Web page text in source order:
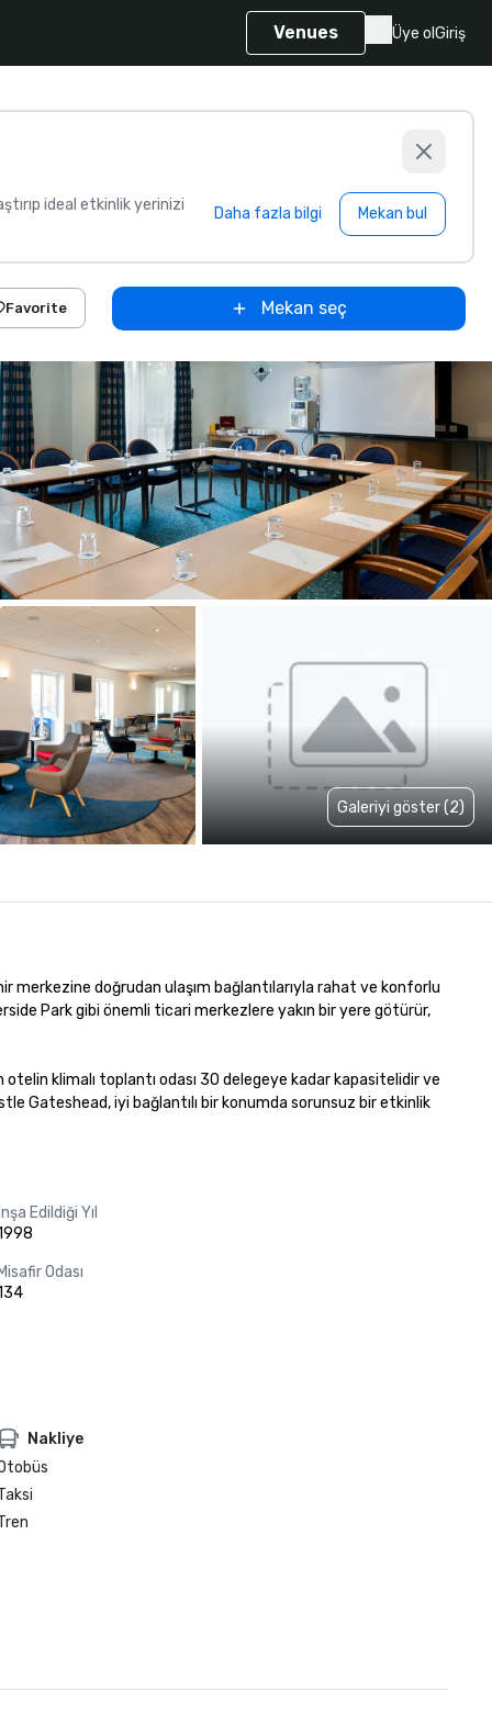
Venues Üye ol Giriş
ideal etkinlik yerinizi
Daha fazla bilgi Mekan bul
Favorite Mekan seç
Galeriyi göster (2)
doğrudan ulaşım bağlantılarıyla rahat ve konforlu
Park gibi önemli ticari merkezlere yakın bir yere götürür,
otelin klimalı toplantı odası 30 delegeye kadar kapasitelidir ve
Gateshead, iyi bağlantılı bir konumda sorunsuz bir etkinlik
Edildiği Yıl
Misafir Odası
Nakliye